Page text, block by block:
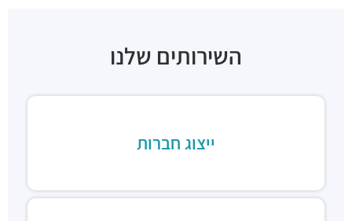
השירותים שלנו
ייצוג חברות